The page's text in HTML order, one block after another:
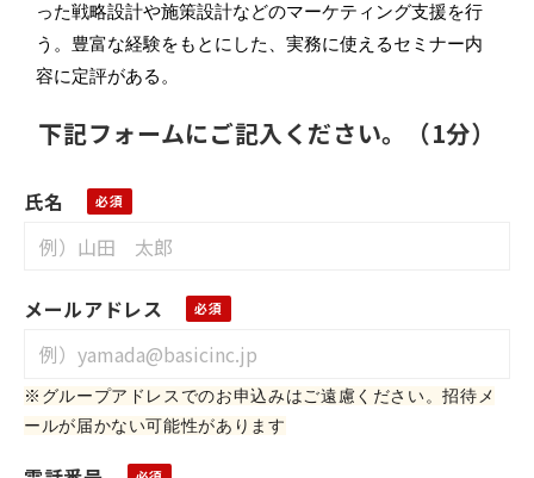
った戦略設計や施策設計などのマーケティング支援を行
う。豊富な経験をもとにした、実務に使えるセミナー内
容に定評がある。
下記フォームにご記入ください。（1分）
氏名
メールアドレス
※グループアドレス でのお申込みはご遠慮ください。招待メ
ールが届かない可能性があります